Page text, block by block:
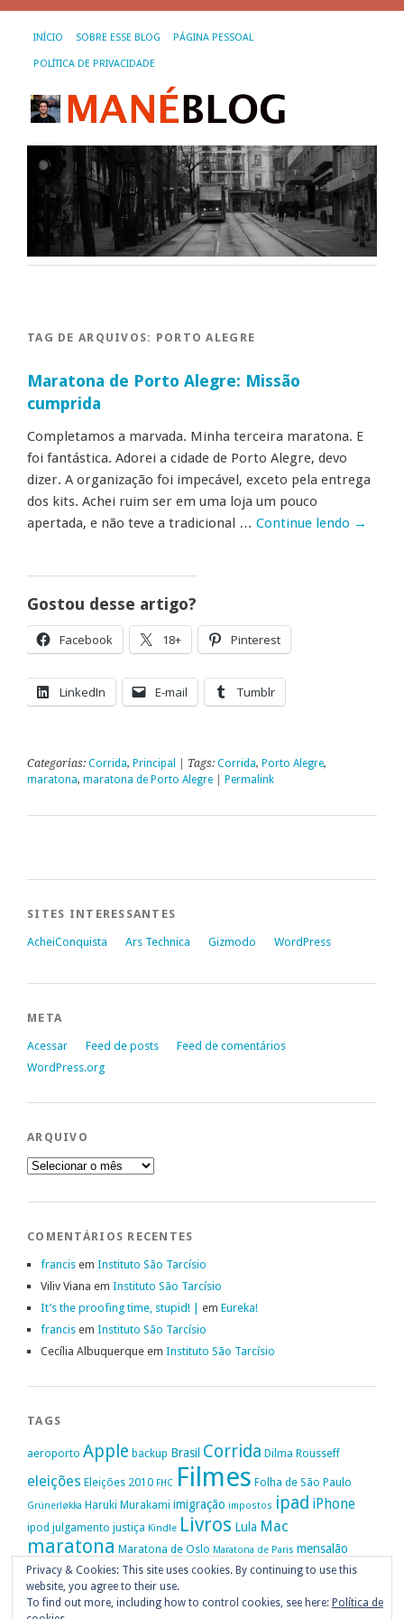
INÍCIO SOBRE ESSE BLOG PÁGINA PESSOAL
POLÍTICA DE PRIVACIDADE
TAG DE ARQUIVOS: PORTO ALEGRE
Maratona de Porto Alegre: Missão
cumprida
Completamos a marvada. Minha terceira maratona. E
foi fantástica. Adorei a cidade de Porto Alegre, devo
dizer. A organização foi impecável, exceto pela entrega
dos kits. Achei ruim ser em uma loja um pouco
apertada, e não teve a tradicional … Continue lendo →
Gostou desse artigo?
Facebook 18+ Pinterest
LinkedIn E-mail Tumblr
Categorias: Corrida, Principal | Tags: Corrida, Porto Alegre,
maratona, maratona de Porto Alegre Permalink
SITES INTERESSANTES
AcheiConquista Ars Technica Gizmodo WordPress
META
Acessar Feed de posts
Feed de comentários
WordPress.org
ARQUIVO
Arquivo
COMENTÁRIOS RECENTES
francis em Instituto São Tarcísio
Viliv Viana em Instituto São Tarcísio
It’s the proofing time, stupid! | em Eureka!
francis em Instituto São Tarcísio
Cecília Albuquerque em Instituto São Tarcísio
TAGS
aeroporto Apple backup Brasil Corrida Dilma Rousseff
eleições Eleições 2010 FHC Filmes Folha de São Paulo
Grünerløkka Haruki Murakami imigração impostos ipad iPhone
ipod julgamento justiça Kindle Livros Lula Mac
maratona Maratona de Oslo Maratona de Paris mensalão
movimento passe livre música nike Noruega OAB OiOsloPolítica
Portugal Privacidade protestos PT
Vitória da Conquista
Privacy & Cookies: This site uses cookies. By continuing to use this
website, you agree to their use.
To find out more, including how to control cookies, see here: Política de